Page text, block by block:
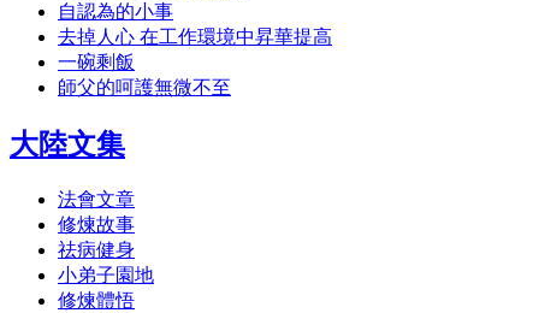
自認為的小事
去掉人心 在工作環境中昇華提高
一碗剩飯
師父的呵護無微不至
大陸文集
法會文章
修煉故事
祛病健身
小弟子園地
修煉體悟